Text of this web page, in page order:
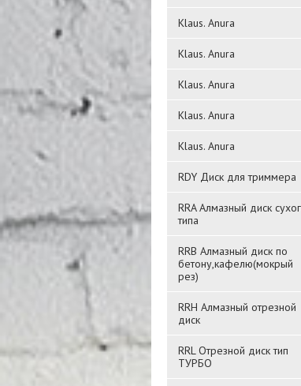
Klaus. Anura
Klaus. Anura
Klaus. Anura
Klaus. Anura
Klaus. Anura
RDY Диск для триммера
RRA Алмазный диск
типа
RRB Алмазный диск по
бетону,кафелю(мокрый
рез)
RRH Алмазный отрезной
диск
RRL Отрезной диск тип
ТУРБО
Трос стальной 4мм
SCF04A "Kroks"
138 ₸
Подробнее
Трос стальной
SCF02A "Kroks"
54 ₸